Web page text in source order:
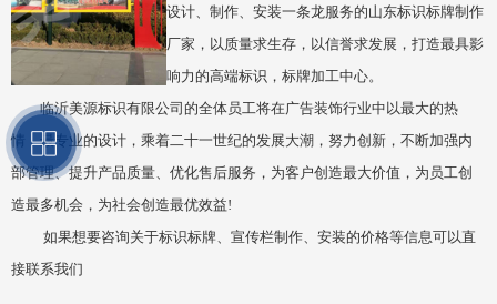
设计、制作、安装一条龙服务的山东标识标牌制作
厂家，以质量求生存，以信誉求发展，打造最具影
响力的高端标识，标牌加工中心。
临沂美源标识有限公司的全体员工将在广告装饰行业中以最大的热
情，最专业的设计，乘着二十一世纪的发展大潮，努力创新，不断加强内
部管理、提升产品质量、优化售后服务，为客户创造最大价值，为员工创
造最多机会，为社会创造最优效益!
如果想要咨询关于标识标牌、宣传栏制作、安装的价格等信息可以直
接联系我们